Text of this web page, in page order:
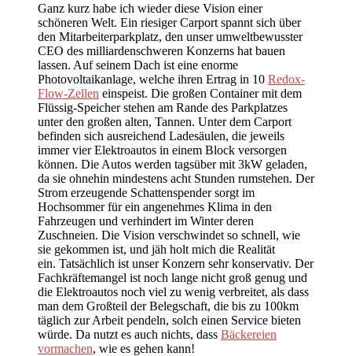
Ganz kurz habe ich wieder diese Vision einer
schöneren Welt. Ein riesiger Carport spannt sich über
den Mitarbeiterparkplatz, den unser umweltbewusster
CEO des milliardenschweren Konzerns hat bauen
lassen. Auf seinem Dach ist eine enorme
Photovoltaikanlage, welche ihren Ertrag in 10 Redox-
Flow-Zellen einspeist. Die großen Container mit dem
Flüssig-Speicher stehen am Rande des Parkplatzes
unter den großen alten, Tannen. Unter dem Carport
befinden sich ausreichend Ladesäulen, die jeweils
immer vier Elektroautos in einem Block versorgen
können. Die Autos werden tagsüber mit 3kW geladen,
da sie ohnehin mindestens acht Stunden rumstehen. Der
Strom erzeugende Schattenspender sorgt im
Hochsommer für ein angenehmes Klima in den
Fahrzeugen und verhindert im Winter deren
Zuschneien. Die Vision verschwindet so schnell, wie
sie gekommen ist, und jäh holt mich die Realität
ein. Tatsächlich ist unser Konzern sehr konservativ. Der
Fachkräftemangel ist noch lange nicht groß genug und
die Elektroautos noch viel zu wenig verbreitet, als dass
man dem Großteil der Belegschaft, die bis zu 100km
täglich zur Arbeit pendeln, solch einen Service bieten
würde. Da nutzt es auch nichts, dass Bäckereien
vormachen, wie es gehen kann!